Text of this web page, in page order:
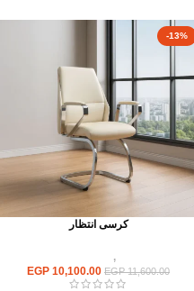
-13%
كرسى انتظار
,
EGP11,600.00
EGP 10,100.00